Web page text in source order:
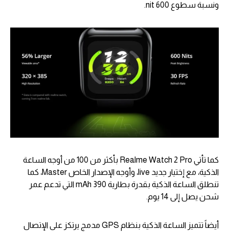
ونسبة سطوع 600 nit.
كما تأتي Realme Watch 2 Pro بأكثر من 100 من أوجه الساعة
الذكية، مع إختيار جديد live، وأوجه الإصدار الخاص Master، كما
تنطلق الساعة الذكية بقدرة بطارية 390 mAh التي تدعم عمر
شحن يصل إلى 14 يوم.
أيضاً تتميز الساعة الذكية بنظام GPS مدمج يرتكز على الإتصال